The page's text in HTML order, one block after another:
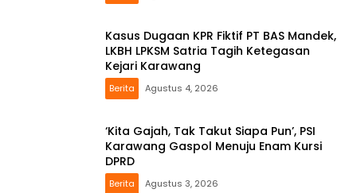
Kasus Dugaan KPR Fiktif PT BAS Mandek,
LKBH LPKSM Satria Tagih Ketegasan
Kejari Karawang
Berita Agustus 4, 2026
‘Kita Gajah, Tak Takut Siapa Pun’, PSI
Karawang Gaspol Menuju Enam Kursi
DPRD
Berita Agustus 3, 2026